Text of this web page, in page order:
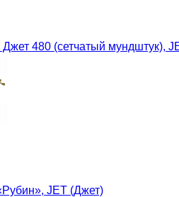
Джет 480 (сетчатый мундштук),
JET (Джет)